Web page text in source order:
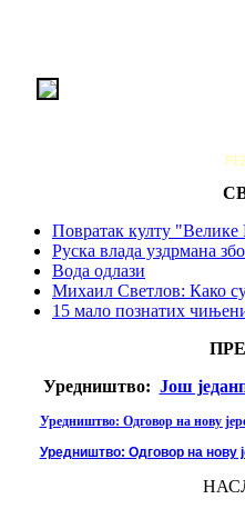
Повратак култу "Велике
Руска влада уздрмана
Вода одлази
Михаил Светлов: Како
15 мало познатих
Уредништво: Још
Уредништво: Одговор на нову
Уредништво: Одговор на нову